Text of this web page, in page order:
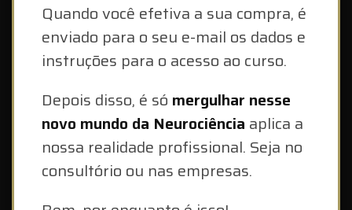
Quando você efetiva a sua compra, é
enviado para o seu e-mail os dados e
instruções para o acesso ao curso.
Depois disso, é só mergulhar nesse
novo mundo da Neurociência aplica a
nossa realidade profissional. Seja no
consultório ou nas empresas.